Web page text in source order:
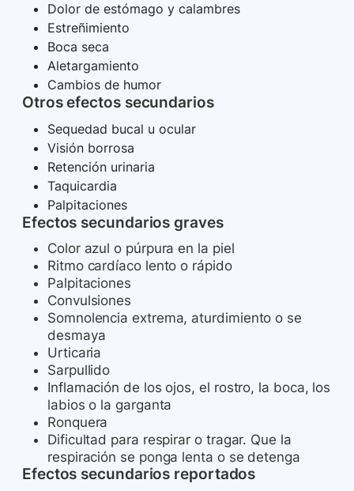
Dolor de estómago y calambres
Estreñimiento
Boca seca
Aletargamiento
Cambios de humor
Otros efectos secundarios
Sequedad bucal u ocular
Visión borrosa
Retención urinaria
Taquicardia
Palpitaciones
Efectos secundarios graves
Color azul o púrpura en la piel
Ritmo cardíaco lento o rápido
Palpitaciones
Convulsiones
Somnolencia extrema, aturdimiento o se
desmaya
Urticaria
Sarpullido
Inflamación de los ojos, el rostro, la boca, los
labios o la garganta
Ronquera
Dificultad para respirar o tragar. Que la
respiración se ponga lenta o se detenga
Efectos secundarios reportados